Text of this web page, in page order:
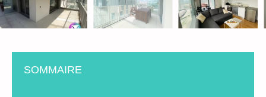
SOMMAIRE